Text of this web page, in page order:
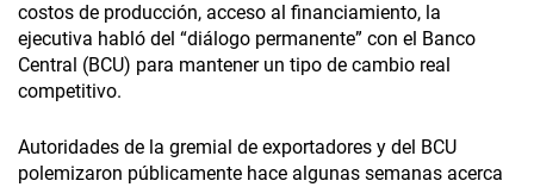
costos de producción, acceso al financiamiento, la
ejecutiva habló del “diálogo permanente” con el Banco
Central (BCU) para mantener un tipo de cambio real
competitivo.
Autoridades de la gremial de exportadores y del BCU
polemizaron públicamente hace algunas semanas acerca